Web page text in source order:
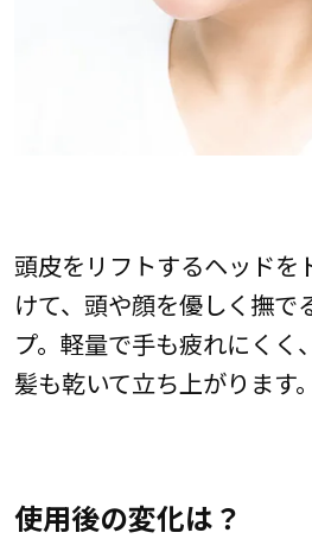
頭皮をリフトするヘッドを
けて、頭や顔を優しく撫で
プ。軽量で手も疲れにくく
髪も乾いて立ち上がります。
使用後の変化は？